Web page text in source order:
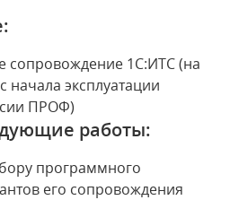
сопровождение 1С:ИТС (на
начала эксплуатации
ПРОФ)
работы:
программного
его сопровождения